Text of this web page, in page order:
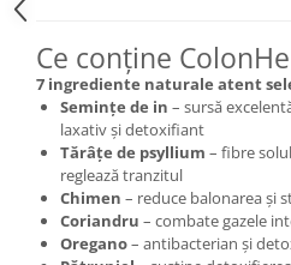
Ce conține
7 ingrediente naturale atent
Semințe de in – sursă
laxativ și detoxifiant
Tărâțe de psyllium – fibre
reglează tranzitul
Chimen – reduce balonarea și
Coriandru – combate gazele
Oregano– antibacterian și